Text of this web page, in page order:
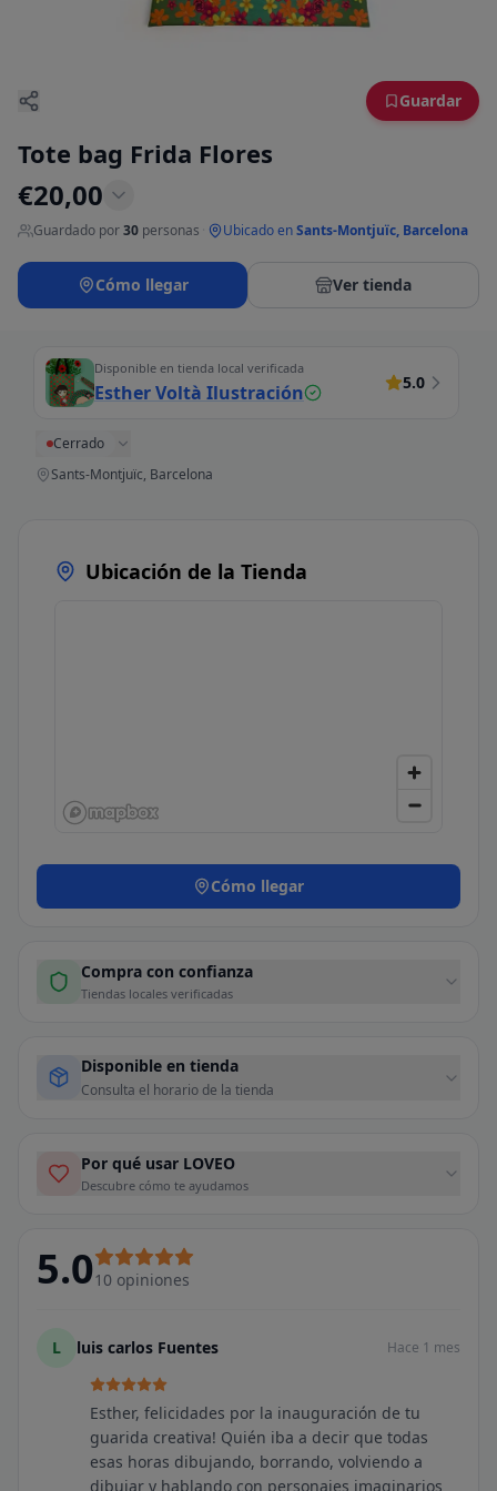
Guardar
Tote bag Frida Flores
€20,00
Guardado por30 personas Ubicado enSants-Montjuïc, Barcelona
Cómo llegar Ver tienda
Disponible en tienda local verificada
Esther Voltà Ilustración 5.0
Cerrado
Sants-Montjuïc, Barcelona
Ubicación de la Tienda
Cómo llegar
Compra con confianza
Tiendas locales verificadas
Disponible en tienda
Consulta el horario de la tienda
Por qué usar LOVEO
Descubre cómo te ayudamos
5.010 opiniones
L luis carlos Fuentes Hace 1 mes
Esther, felicidades por la inauguración de tu
guarida creativa! Quién iba a decir que todas
esas horas dibujando, borrando, volviendo a
dibujar y hablando con personajes imaginarios